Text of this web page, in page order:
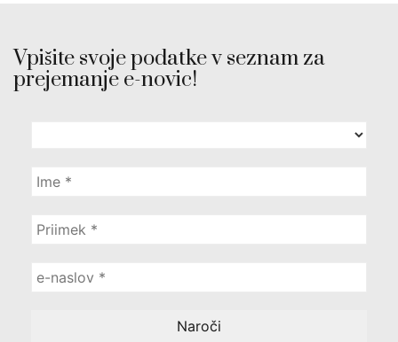
Vpišite svoje podatke v seznam za
prejemanje e-novic!